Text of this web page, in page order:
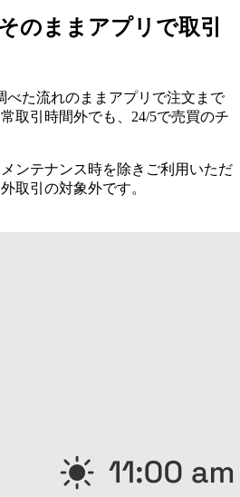
のままアプリで取引
べた流れのままアプリで注文まで
取引時間外でも、24/5で売買のチ
ンテナンス時を除きご利用いただ
取引の対象外です。